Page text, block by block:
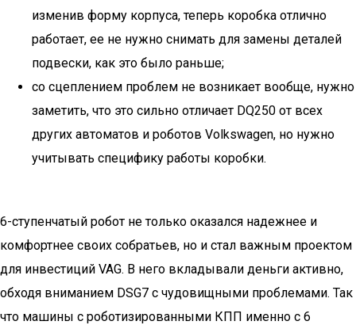
изменив форму корпуса, теперь коробка отлично
работает, ее не нужно снимать для замены деталей
подвески, как это было раньше;
со сцеплением проблем не возникает вообще, нужно
заметить, что это сильно отличает DQ250 от всех
других автоматов и роботов Volkswagen, но нужно
учитывать специфику работы коробки.
6-ступенчатый робот не только оказался надежнее и
комфортнее своих собратьев, но и стал важным проектом
для инвестиций VAG. В него вкладывали деньги активно,
обходя вниманием DSG7 с чудовищными проблемами. Так
что машины с роботизированными КПП именно с 6